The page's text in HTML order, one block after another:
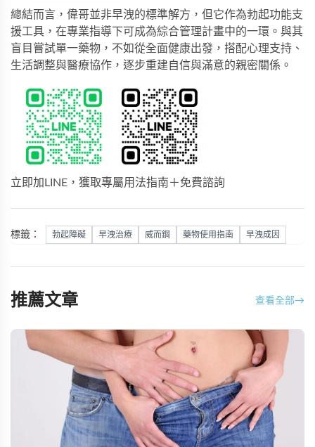
總結而言，偉哥並非早洩的標準解方，但它作為勃起功能支
援工具，在專業指導下可成為綜合管理計畫中的一環。與其
盲目嘗試單一藥物，不如從全面健康出發，搭配心理支持、
生活調整與醫療協作，逐步重建自信與滿意的親密關係。
立即加LINE，獲取專屬用法指南＋免費諮詢
標籤： 勃起障礙 早洩治療 威而鋼 藥物使用指南 早洩成因
推薦文章 查看全部→